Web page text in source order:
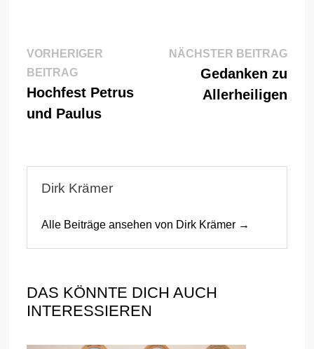
Beitragsnavigation
VORHERIGER
BEITRAGVorheriger
Beitrag:
Hochfest Petrus
und Paulus
NÄCHSTER BEITRAG
Gedanken zu
Allerheiligen
Dirk Krämer
Alle Beiträge ansehen von Dirk Krämer →
DAS KÖNNTE DICH AUCH
INTERESSIEREN